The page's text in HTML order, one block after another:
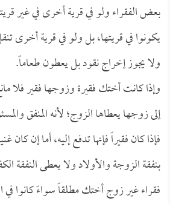
بعض الفقراء ولو في قرية أخرى في غير
يكونوا في قريتها، بل ولو في قرية أخرى
ولا يجوز إخراج نقود بل يعطون طعاماً.
وإذا كانت أختك فقيرة وزوجها فقير فلا
إلى زوجها يعطاها الزوج؛ لأنه المنفق
فإذا كان فقيراً فإنها تدفع إليه، أما إن كان
بنفقة الزوجة والأولاد ولا يعطى النفقة
فقراء غير زوج أختك مطلقاً سواءً كانوا في